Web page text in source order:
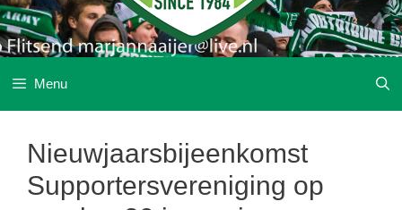
Menu
Nieuwjaarsbijeenkomst
Supportersvereniging op